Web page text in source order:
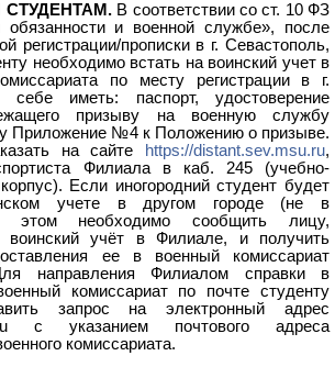
В соответствии со ст. 10 ФЗ
и военной службе», после
регистрации/прописки в г. Севастополь,
необходимо встать на воинский учет в
по месту регистрации в г.
себе иметь: паспорт, удостоверение
призыву на военную службу
Приложение №4 к Положению о призыве.
на сайте
https://distant.sev.msu.ru,
Филиала в каб. 245 (учебно-
Если иногородний студент будет
учете в другом городе (не в
этом необходимо сообщить лицу,
воинский учёт в Филиале, и получить
ее в военный комиссариат
направления Филиалом справки в
комиссариат по почте студенту
запрос на электронный адрес
с указанием почтового адреса
комиссариата.